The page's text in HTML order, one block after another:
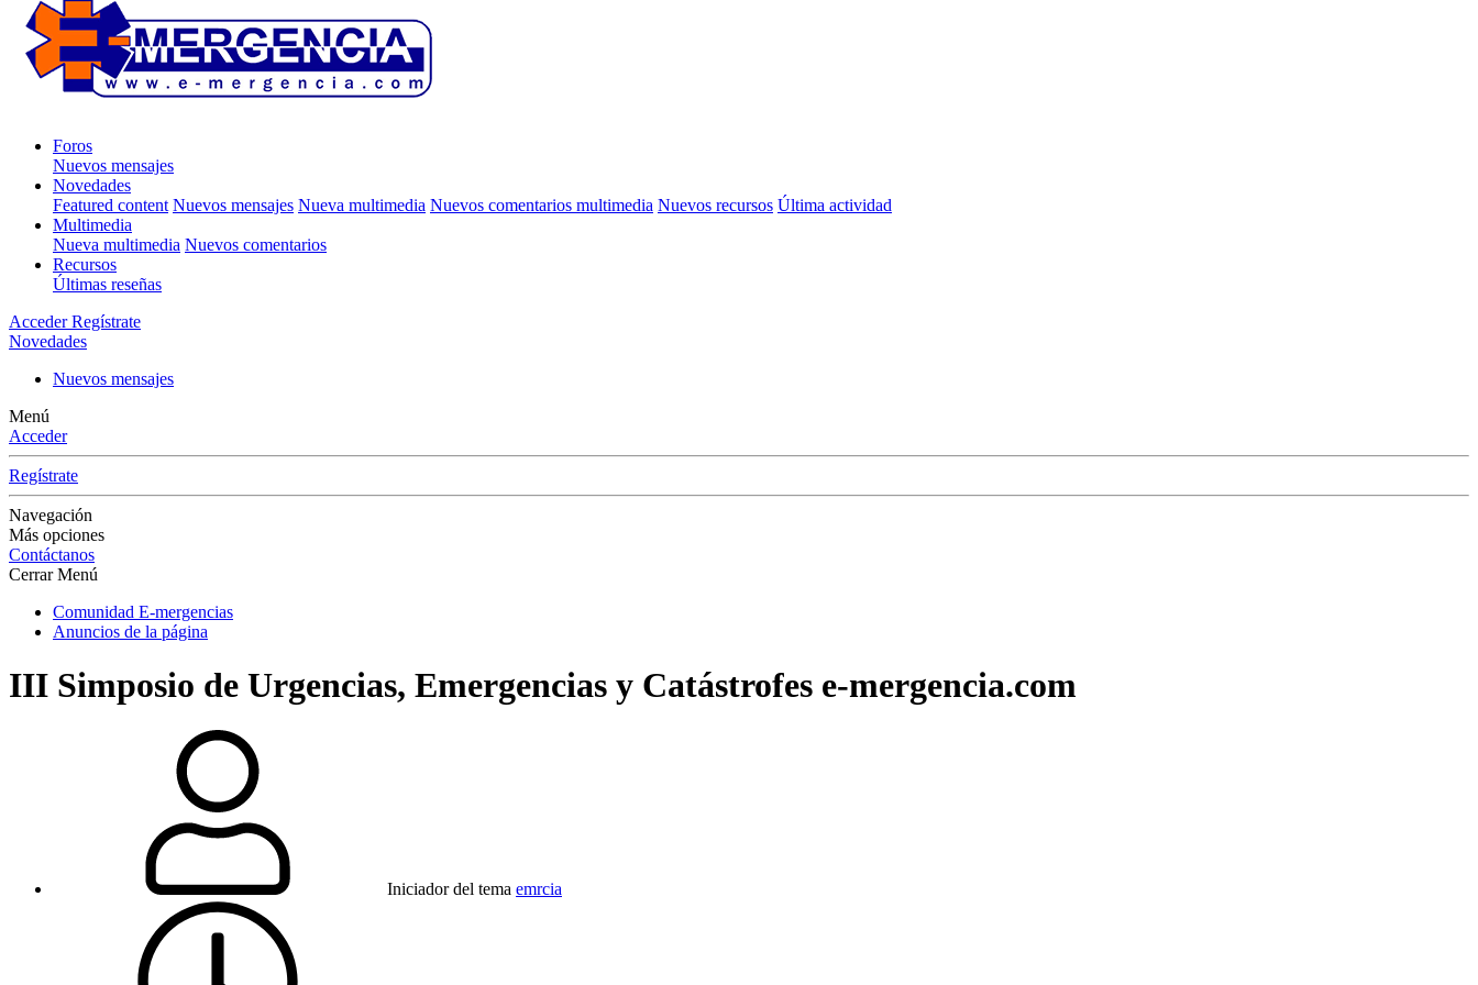
Foros
Nuevos mensajes
Novedades
Featured content Nuevos mensajes Nueva multimedia Nuevos comentarios multimedia Nuevos recursos Última actividad
Multimedia
Nueva multimedia Nuevos comentarios
Recursos
Últimas reseñas
Acceder Regístrate
Novedades
Nuevos mensajes
Menú
Acceder
Regístrate
Navegación
Más opciones
Contáctanos
Cerrar Menú
Comunidad E-mergencias
Anuncios de la página
III Simposio de Urgencias, Emergencias y Catástrofes e-mergencia.com
Iniciador del tema emrcia